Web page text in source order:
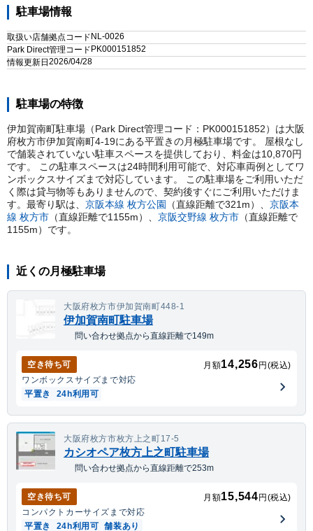
駐車場情報
取扱い店舗拠点コード NL-0026
Park Direct管理コード PK000151852
情報更新日 2026/04/28
駐車場の特徴
伊加賀南町駐車場（Park Direct管理コード：PK000151852）は大阪
府枚方市伊加賀南町4-19にある平置きの月極駐車場です。 屋根なし
で舗装されていない駐車スペースを提供しており、料金は10,870円
です。 この駐車スペースは24時間利用可能で、対応車両例としてワ
ンボックスサイズまで対応しています。 この駐車場をご利用いただ
く際は貸与物等もありませんので、契約後すぐにご利用いただけま
す。 最寄り駅は、 京阪本線 枚方公園 （直線距離で321 m）
京阪本
線 枚方市 （直線距離で1155m） 京阪交野線 枚方市 （直線距離で
1155m） です。
近くの月極駐車場
大阪府枚方市伊加賀南町448-1
伊加賀南町駐車場
問い合わせ拠点から直線距離で149m
空き待ち可 月額14,256 円(税込)
ワンボックスサイズまで対応
平置き
24h利用可
大阪府枚方市枚方上之町17-5
カシオペア枚方上之町駐車場
問い合わせ拠点から直線距離で253m
空き待ち可 月額15,544 円(税込)
コンパクトカーサイズまで対応
平置き
24h利用可 舗装あり